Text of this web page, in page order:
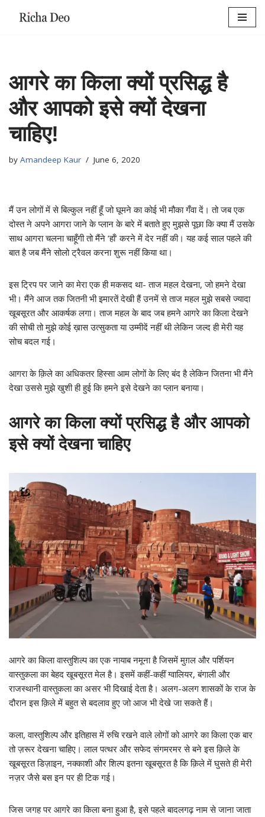
आगरे का किला क्यों प्रसिद्ध है
और आपको इसे क्यों देखना
चाहिए!
by Amandeep Kaur June 6, 2020
मैं उन लोगों में से बिल्कुल नहीं हूँ जो घूमने का कोई भी मौका गँवा दें। तो जब एक
दोस्त ने अपने आगरा जाने के प्लान के बारे में बताते हुए मुझसे पूछा कि क्या मैं उसके
साथ आगरा चलना चाहूँगी तो मैंने ‘हाँ’ करने में देर नहीं की। यह कई साल पहले की
बात है जब मैंने सोलो ट्रैवल करना शुरू नहीं किया था।
इस ट्रिप पर जाने का मेरा एक ही मकसद था- ताज महल देखना, जो हमने देखा
भी। मैंने आज तक जितनी भी इमारतें देखी हैं उनमें से ताज महल मुझे सबसे ज्यादा
खूबसूरत और आकर्षक लगा। ताज महल के बाद जब हमने आगरे का किला देखने
की सोची तो मुझे कोई ख़ास उत्सुकता या उम्मीदें नहीं थी लेकिन जल्द ही मेरी यह
सोच बदल गई।
आगरा के क़िले का अधिकतर हिस्सा आम लोगों के लिए बंद है लेकिन जितना भी मैंने
देखा उससे मुझे खुशी ही हुई कि हमने इसे देखने का प्लान बनाया।
आगरे का किला क्यों प्रसिद्ध है और आपको
इसे क्यों देखना चाहिए
आगरे का किला वास्तुशिल्प का एक नायाब नमूना है जिसमें मुग़ल और पर्शियन
वास्तुकला का बेहद खूबसूरत मेल है। इसमें कहीं-कहीं ग्वालियर, बंगाली और
राजस्थानी वास्तुकला का असर भी दिखाई देता है। अलग-अलग शासकों के राज के
दौरान इस क़िले में बहुत से बदलाव हुए जो आज भी देखे जा सकते हैं।
कला, वास्तुशिल्प और इतिहास में रुचि रखने वाले लोगों को आगरे का किला एक बार
तो ज़रूर देखना चाहिए। लाल पत्थर और सफेद संगमरमर से बने इस क़िले के
खूबसूरत डिज़ाइन, नक्काशी और शिल्प इतना खूबसूरत है कि क़िले में घुसते ही मेरी
नज़र जैसे बस इन पर ही टिक गई।
जिस जगह पर आगरे का किला बना हुआ है, इसे पहले बादलगढ़ नाम से जाना जाता